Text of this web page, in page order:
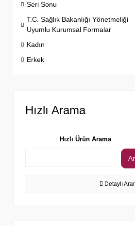
Seri Sonu
T.C. Sağlık Bakanlığı Yönetmeliği
Uyumlu Kurumsal Formalar
Kadın
Erkek
Hızlı Arama
Hızlı Ürün Arama
Detaylı